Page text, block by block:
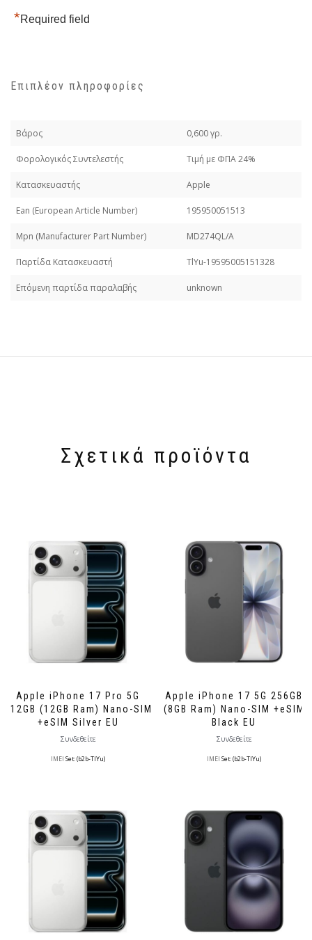
*Required field
Επιπλέον πληροφορίες
Βάρος 0,600 γρ.
Φορολογικός Συντελεστής Τιμή με ΦΠΑ 24%
Κατασκευαστής Apple
Εan (European Article Number) 195950051513
Mpn (Manufacturer Part Number) MD274QL/A
Παρτίδα Κατασκευαστή TlYu-19595005151328
Επόμενη παρτίδα παραλαβής unknown
Σχετικά προϊόντα
Apple iPhone 17 Pro 5G
512GB (12GB Ram) Nano-SIM
+eSIM Silver EU
Συνδεθείτε
IMEI Set: (b2b-TlYu)
Apple iPhone 17 5G 256GB
(8GB Ram) Nano-SIM +eSIM
Black EU
Συνδεθείτε
IMEI Set: (b2b-TlYu)